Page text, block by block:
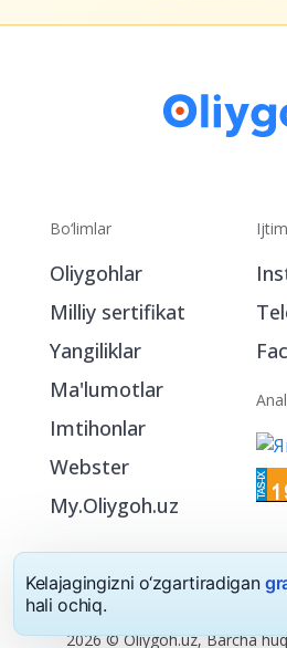
Bo‘limlar
Oliygohlar
Milliy sertifikat
Yangiliklar
Ma'lumotlar
Imtihonlar
Webster
My.Oliygoh.uz
2026 © Oliygoh.uz, Barcha
Kelajagingizni o‘zgartiradigan
hali ochiq.